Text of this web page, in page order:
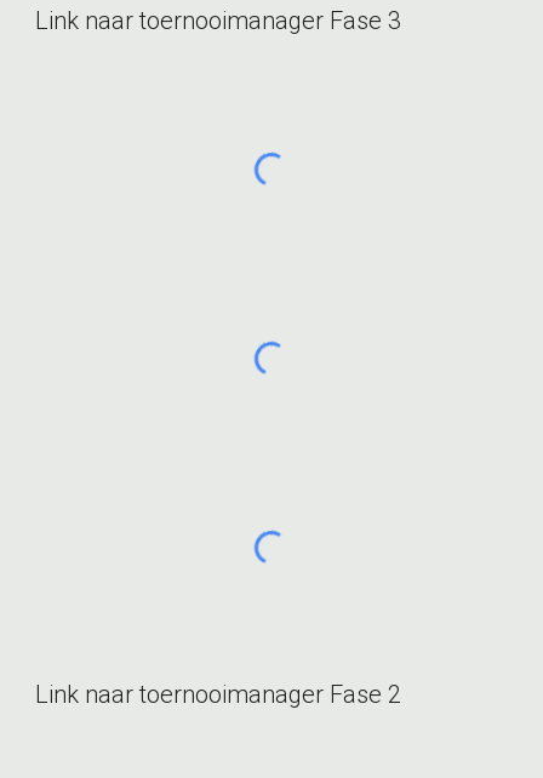
Link naar toernooimanager Fase 3
Link naar toernooimanager Fase 2